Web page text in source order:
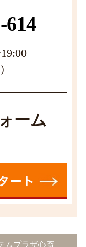
614
ーム
ムプラザ心斎